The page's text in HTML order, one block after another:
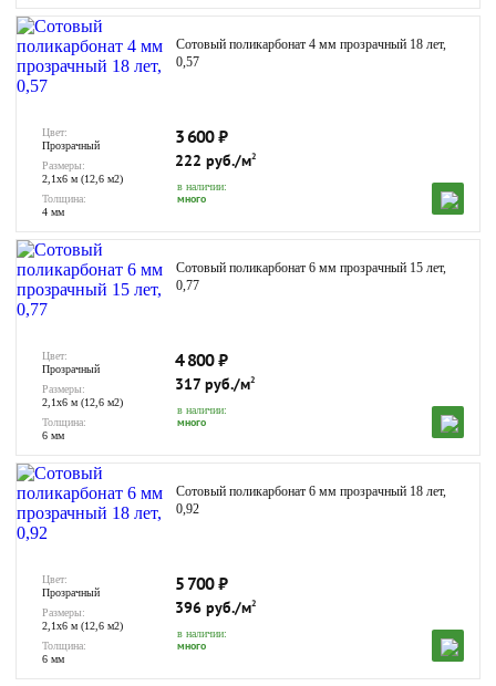
Сотовый поликарбонат 4 мм прозрачный 18 лет,
0,57
Цвет:
Прозрачный
Размеры:
2,1х6 м (12,6 м2)
Толщина:
4 мм
3 600₽
222 руб./м2
в наличии:
много
Сотовый поликарбонат 6 мм прозрачный 15 лет,
0,77
Цвет:
Прозрачный
Размеры:
2,1х6 м (12,6 м2)
Толщина:
6 мм
4 800₽
317 руб./м2
в наличии:
много
Сотовый поликарбонат 6 мм прозрачный 18 лет,
0,92
Цвет:
Прозрачный
Размеры:
2,1х6 м (12,6 м2)
Толщина:
6 мм
5 700₽
396 руб./м2
в наличии:
много